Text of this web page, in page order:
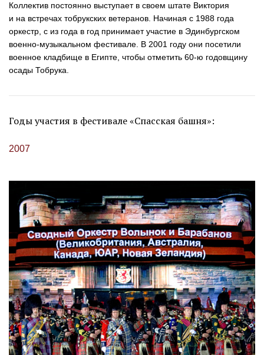
Коллектив постоянно выступает в своем штате Виктория
и на встречах тобрукских ветеранов. Начиная с 1988 года
оркестр, с из года в год принимает участие в Эдинбургском
военно-музыкальном фестивале. В 2001 году они посетили
военное кладбище в Египте, чтобы отметить 60-ю годовщину
осады Тобрука.
Годы участия в фестивале «Спасская башня»:
2007